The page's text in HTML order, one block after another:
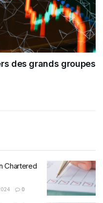
des grands groupes
Chartered
0